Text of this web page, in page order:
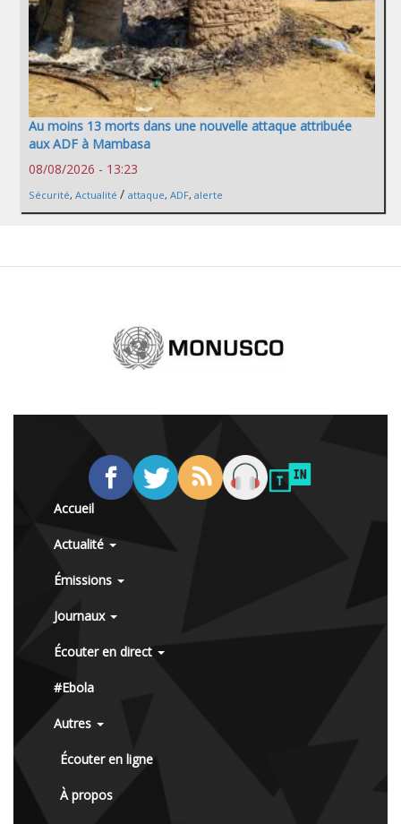
Au moins 13 morts dans une nouvelle attaque attribuée
aux ADF à Mambasa
08/08/2026 - 13:23
Sécurité, Actualité / attaque, ADF, alerte
Accueil
Actualité
Émissions
Journaux
Écouter en direct
#Ebola
Autres
Écouter en ligne
À propos